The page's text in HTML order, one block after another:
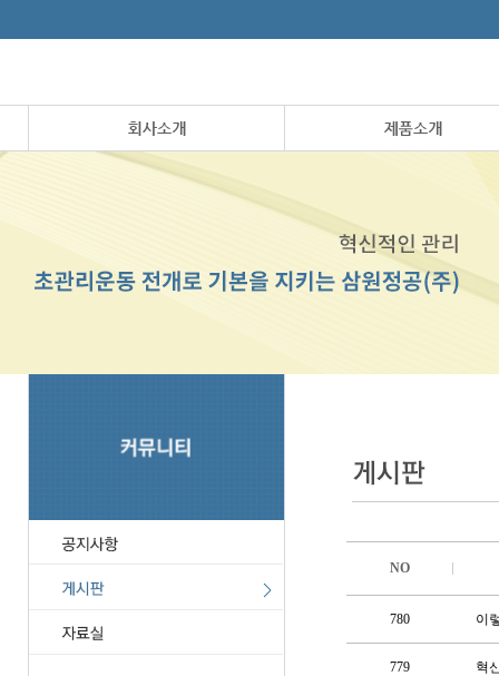
NO
780 이
779 혁